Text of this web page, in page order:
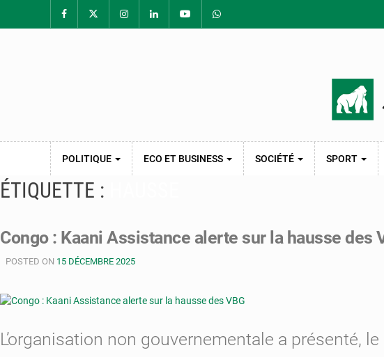
POLITIQUE ECO ET BUSINESS SOCIÉTÉ SPORT
ÉTIQUETTE :
Congo : Kaani Assistance alerte sur la hausse des
POSTED ON 15 DÉCEMBRE 2025
L’organisation non gouvernementale a présenté,